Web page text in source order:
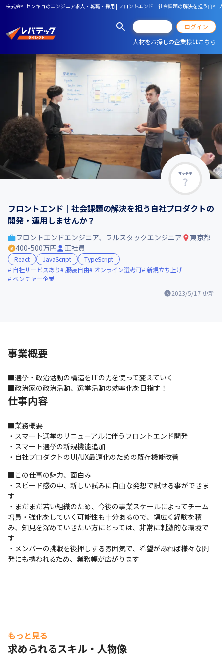
株式会社センキョのエンジニア求人・転職・採用 | フロントエンド｜社会課題の解決を担う自社
ログイン
人材をお探しの企業様はこちら
マッチ率
フロントエンド｜社会課題の解決を担う自社プロダクトの
開発・運用しませんか？
2023/5/17 更新
フロントエンドエンジニア、フルスタックエンジニア
東京都
400-500万円
正社員
React JavaScript
TypeScript
自社サービスあり
服装自由 オンライン選考可 新規立ち上げ
ベンチャー企業
事業概要
■選挙・政治活動の構造をITの力を使って変えていく
■政治家の政治活動、選挙活動の効率化を目指す！
仕事内容
■業務概要
・スマート選挙のリニューアルに伴うフロントエンド開発
・スマート選挙の新規機能追加
・自社プロダクトのUI/UX最適化のための既存機能改善
■この仕事の魅力、面白み
・スピード感の中、新しい試みに自由な発想で試せる事ができま
す
・まだまだ若い組織のため、今後の事業スケールによってチーム
増員・強化をしていく可能性も十分あるので、幅広く経験を積
み、知見を深めていきたい方にとっては、非常に刺激的な環境で
す
・メンバーの挑戦を後押しする雰囲気で、希望があれば様々な開
発にも携われるため、業務幅が広がります
もっと見る
求められるスキル・人物像